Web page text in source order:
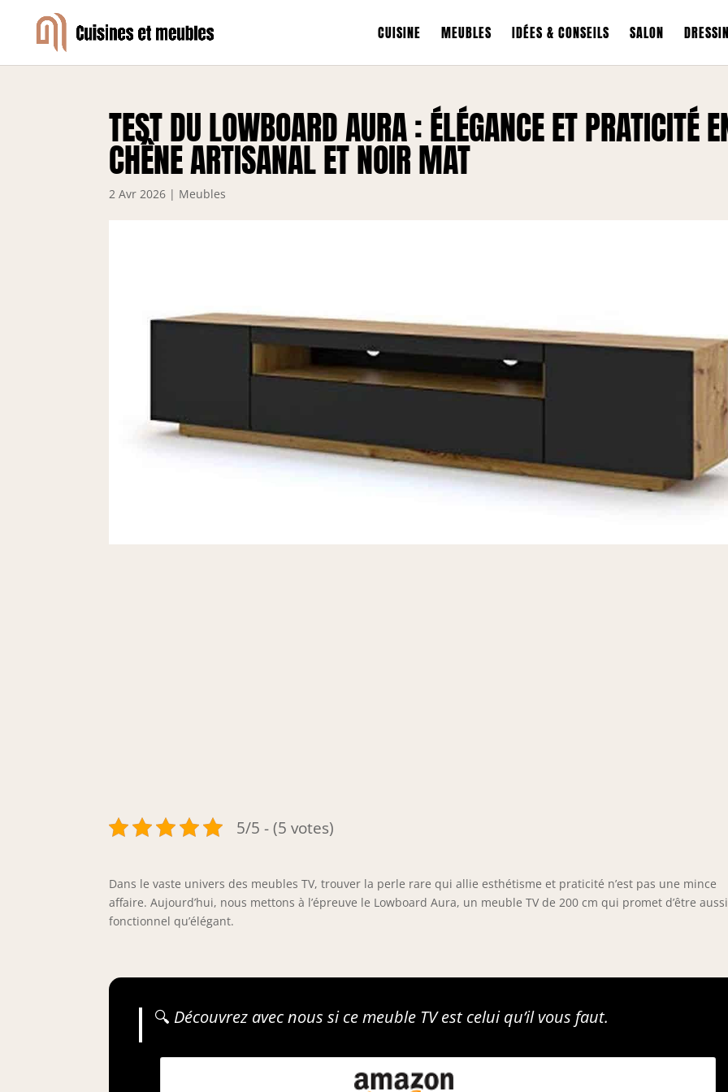
CUISINE MEUBLES IDÉES & CONSEILS SALON
TEST DU LOWBOARD AURA : ÉLÉGANCE ET PRATICITÉ
CHÊNE ARTISANAL ET NOIR MAT
2 Avr 2026 | Meubles
5/5 - (5 votes)
Dans le vaste univers des meubles TV, trouver la perle rare qui allie esthétisme et praticité n’est pas une mince
affaire. Aujourd’hui, nous mettons à l’épreuve le Lowboard Aura, un meuble TV de 200 cm qui promet d’être aussi
fonctionnel qu’élégant.
🔍 Découvrez avec nous si ce meuble TV est celui qu’il vous faut.